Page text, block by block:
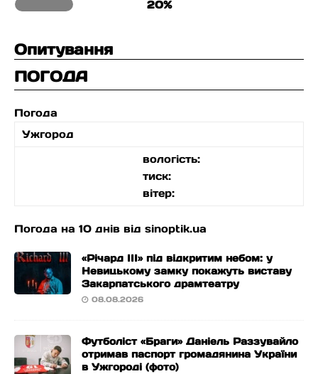
20%
Опитування
ПОГОДА
Погода
Ужгород
вологість:
тиск:
вітер:
Погода на 10 днів від sinoptik.ua
«Річард ІІІ» під відкритим небом: у
Невицькому замку покажуть виставу
Закарпатського драмтеатру
08.08.2026
Футболіст «Браги» Даніель Раззувайло
отримав паспорт громадянина України
в Ужгороді (фото)